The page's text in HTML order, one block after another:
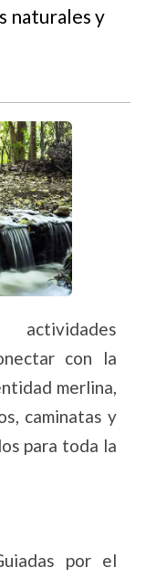
naturales y
con la
merlina,
caminatas y
para toda la
por el